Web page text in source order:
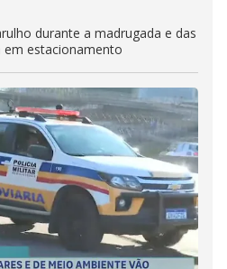
durante a madrugada e das
estacionamento